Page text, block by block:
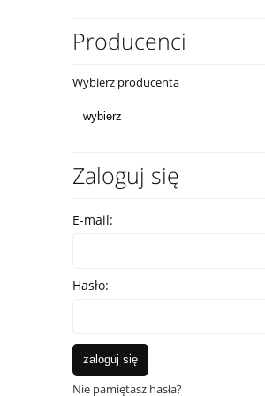
Producenci
Wybierz producenta
Zaloguj się
E-mail:
Hasło:
zaloguj się
Nie pamiętasz hasła?